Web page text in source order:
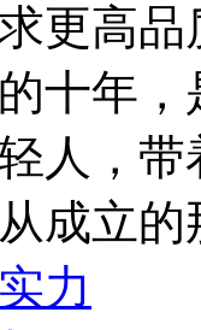
更高品
十年
人，
成立的
力